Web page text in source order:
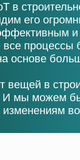
в
его
процессы
основе
вещей в
И мы можем